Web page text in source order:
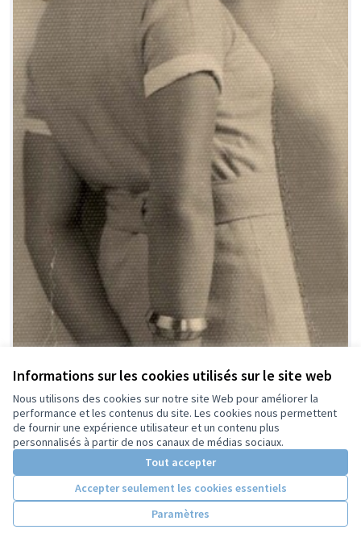
Informations sur les cookies utilisés sur le site web
Nous utilisons des cookies sur notre site Web pour améliorer la
performance et les contenus du site. Les cookies nous permettent
de fournir une expérience utilisateur et un contenu plus
personnalisés à partir de nos canaux de médias sociaux.
Tout accepter
Accepter seulement les cookies essentiels
Paramètres